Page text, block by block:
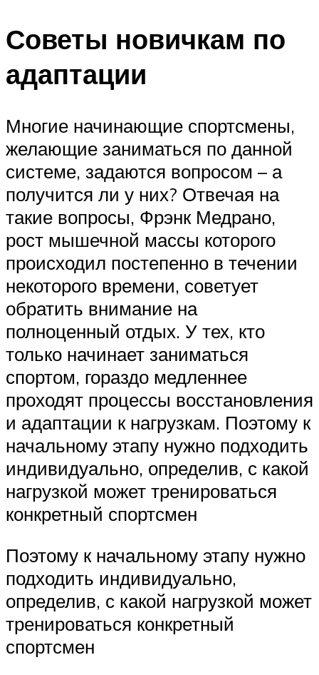
Советы новичкам по
адаптации
Многие начинающие спортсмены,
желающие заниматься по данной
системе, задаются вопросом – а
получится ли у них? Отвечая на
такие вопросы, Фрэнк Медрано,
рост мышечной массы которого
происходил постепенно в течении
некоторого времени, советует
обратить внимание на
полноценный отдых. У тех, кто
только начинает заниматься
спортом, гораздо медленнее
проходят процессы восстановления
и адаптации к нагрузкам. Поэтому к
начальному этапу нужно подходить
индивидуально, определив, с какой
нагрузкой может тренироваться
конкретный спортсмен
Поэтому к начальному этапу нужно
подходить индивидуально,
определив, с какой нагрузкой может
тренироваться конкретный
спортсмен